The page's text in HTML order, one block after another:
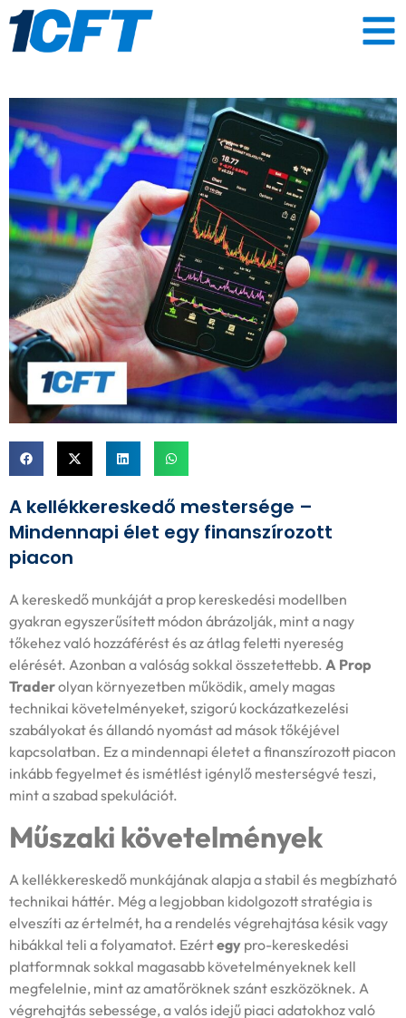
A kellékkereskedő mestersége –
Mindennapi élet egy finanszírozott
piacon
A kereskedő munkáját a prop kereskedési modellben
gyakran egyszerűsített módon ábrázolják, mint a nagy
tőkehez való hozzáférést és az átlag feletti nyereség
elérését. Azonban a valóság sokkal összetettebb. A Prop
Traderolyan környezetben működik, amely magas
technikai követelményeket, szigorú kockázatkezelési
szabályokat és állandó nyomást ad mások tőkéjével
kapcsolatban. Ez a mindennapi életet a finanszírozott piacon
inkább fegyelmet és ismétlést igénylő mesterségvé teszi,
mint a szabad spekulációt.
Műszaki követelmények
A kellékkereskedő munkájának alapja a stabil és megbízható
technikai háttér. Még a legjobban kidolgozott stratégia is
elveszíti az értelmét, ha a rendelés végrehajtása késik vagy
hibákkal teli a folyamatot. Ezértegy pro-kereskedési
platformnak sokkal magasabb követelményeknek kell
megfelelnie, mint az amatőröknek szánt eszközöknek. A
végrehajtás sebessége, a valós idejű piaci adatokhoz való